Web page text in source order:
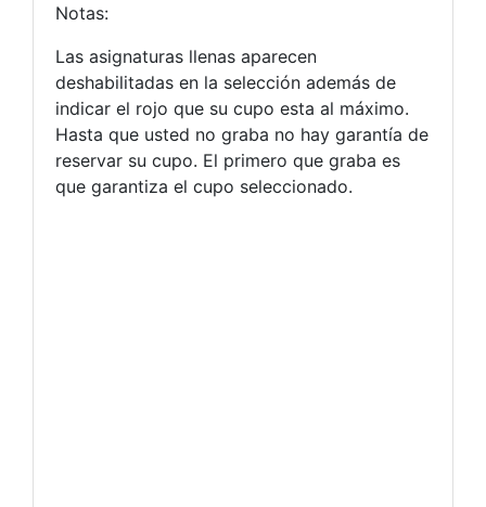
Notas:
Las asignaturas llenas aparecen
deshabilitadas en la selección además de
indicar el rojo que su cupo esta al máximo.
Hasta que usted no graba no hay garantía de
reservar su cupo. El primero que graba es
que garantiza el cupo seleccionado.